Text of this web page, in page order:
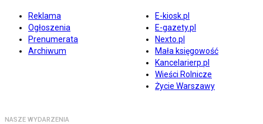
Reklama
Ogłoszenia
Prenumerata
Archiwum
E-kiosk.pl
E-gazety.pl
Nexto.pl
Mała księgowość
Kancelarierp.pl
Wieści Rolnicze
Życie Warszawy
NASZE WYDARZENIA